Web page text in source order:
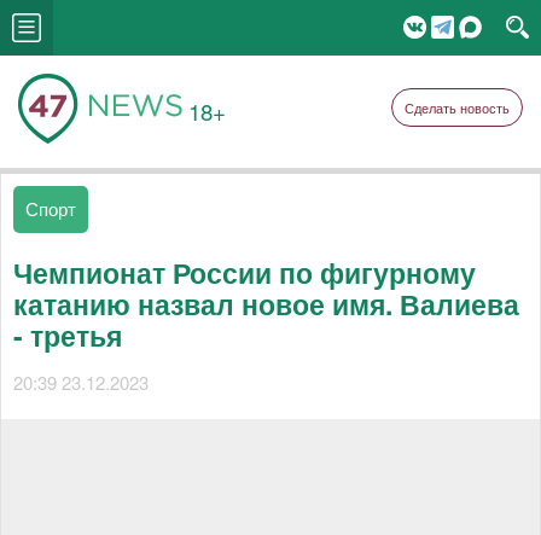
18+ Сделать новость
Спорт
Чемпионат России по фигурному
катанию назвал новое имя. Валиева
- третья
20:39 23.12.2023